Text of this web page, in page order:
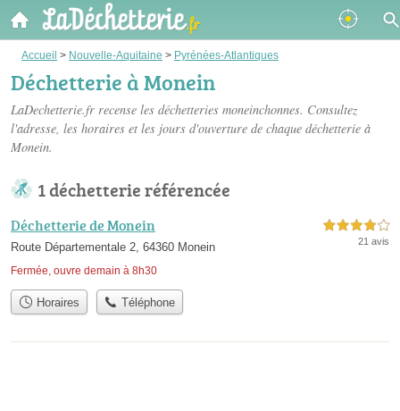
Accueil > Nouvelle-Aquitaine > Pyrénées-Atlantiques
Déchetterie à Monein
LaDechetterie.fr recense les déchetteries moneinchonnes. Consultez
l'adresse, les horaires et les jours d'ouverture de chaque déchetterie à
Monein.
1 déchetterie référencée
Déchetterie de Monein
Route Départementale 2, 64360 Monein
Fermée, ouvre demain à 8h30
4,0 étoiles sur 5
21 avis
Horaires Téléphone